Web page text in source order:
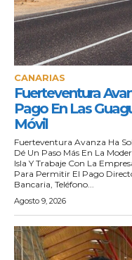
CANARIAS
Fuerteventura
Pago En Las
Móvil
Fuerteventura Avanza Ha
Dé Un Paso Más En La
Isla Y Trabaje Con La
Para Permitir El Pago
Bancaria, Teléfono...
Agosto 9, 2026